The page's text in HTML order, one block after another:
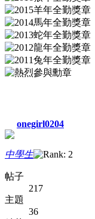
onegirl0204
中學生
帖子
217
主題
36